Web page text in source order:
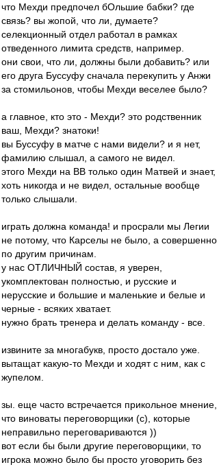
что Мехди предпочел бОльшие бабки? где
связь? вы жопой, что ли, думаете?
селекционный отдел работал в рамках
отведенного лимита средств, например.
они свои, что ли, должны были добавить? или
его друга Буссуфу сначала перекупить у Анжи
за стомильонов, чтобы Мехди веселее было?
а главное, кто это - Мехди? это родственник
ваш, Мехди? знатоки!
вы Буссуфу в матче с нами видели? и я нет,
фамилию слышал, а самого не видел.
этого Мехди на ВВ только один Матвей и знает,
хоть никогда и не видел, остальные вообще
только слышали.
играть должна команда! и просрали мы Легии
не потому, что Карселы не было, а совершенно
по другим причинам.
у нас ОТЛИЧНЫЙ состав, я уверен,
укомплектован полностью, и русские и
нерусские и большие и маленькие и белые и
черные - всяких хватает.
нужно брать тренера и делать команду - все.
извините за многабукв, просто достало уже.
вытащат какую-то Мехди и ходят с ним, как с
жупелом.
зы. еще часто встречается прикольное мнение,
что виноваты переговорщики (с), которые
неправильно переговариваются ))
вот если бы были другие переговорщики, то
игрока можно было бы просто уговорить без